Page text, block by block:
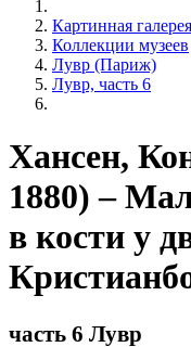
Картинная галерея
Коллекции музеев
Лувр (Париж)
Лувр, часть 6
Хансен,
1880) –
в кости у
часть 6 Лувр